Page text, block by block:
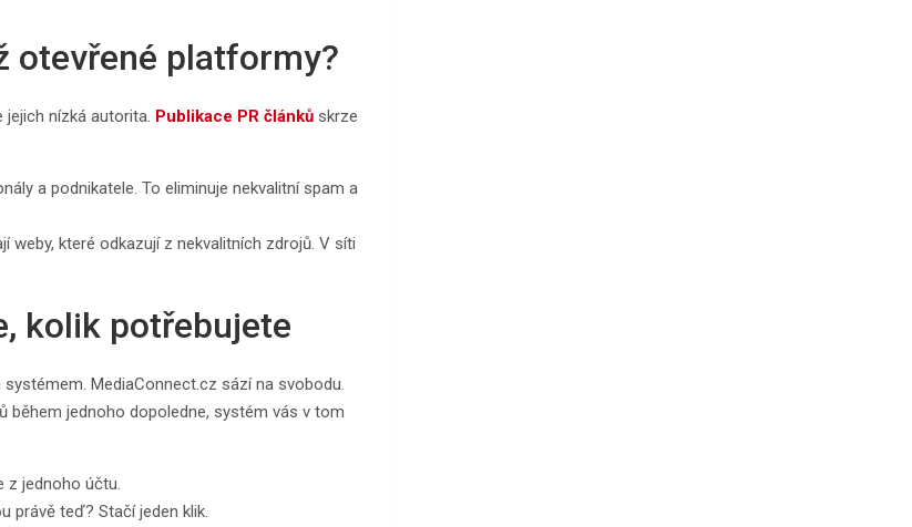
otevřené platformy?
nízká autorita. Publikace PR článků skrze
a podnikatele. To eliminuje nekvalitní spam a
weby, které odkazují z nekvalitních zdrojů. V síti
kolik potřebujete
MediaConnect.cz sází na svobodu.
během jednoho dopoledne, systém vás v tom
z jednoho účtu.
právě teď? Stačí jeden klik.